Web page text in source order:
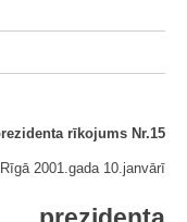
rīkojums Nr.15
Rīgā 2001.gada 10.janvārī